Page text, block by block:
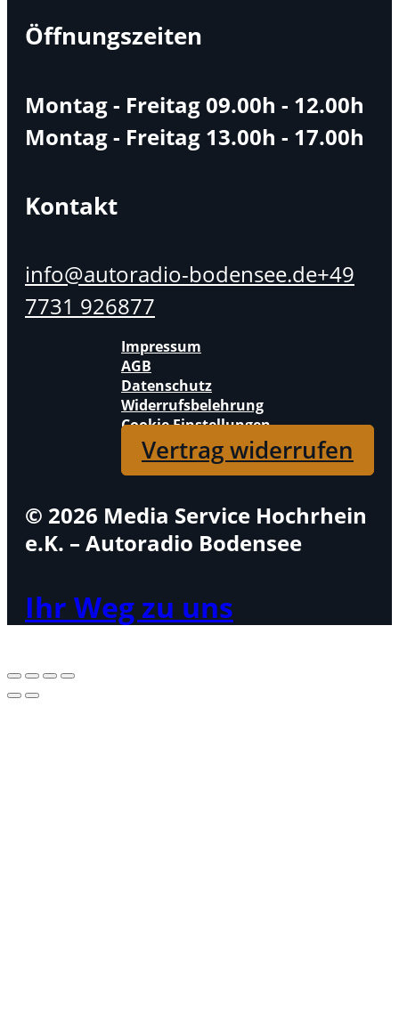
Öffnungszeiten
Montag - Freitag 09.00h - 12.00h
Montag - Freitag 13.00h - 17.00h
Kontakt
info@autoradio-bodensee.de+49
7731 926877
Impressum
AGB
Datenschutz
Widerrufsbelehrung
Cookie Einstellungen
Vertrag widerrufen
© 2026 Media Service Hochrhein
e.K. – Autoradio Bodensee
Ihr Weg zu uns